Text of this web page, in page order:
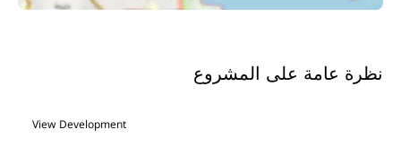
نظرة عامة على المشروع
View Development